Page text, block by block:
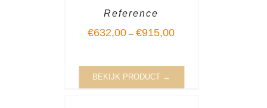
Reference
€632,00 –€915,00
BEKIJK PRODUCT →